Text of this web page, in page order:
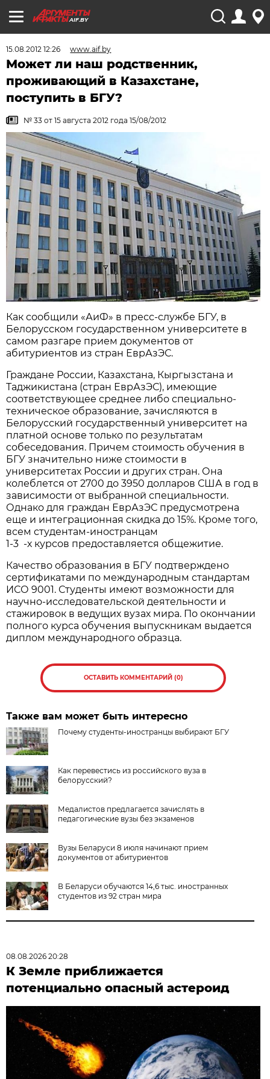
AIF.BY
15.08.2012 12:26 www.aif.by
Может ли наш родственник,
проживающий в Казахстане,
поступить в БГУ?
№ 33 от 15 августа 2012 года 15/08/2012
Как сообщили «АиФ» в пресс-службе БГУ, в
Белорусском государственном университете в
самом разгаре прием документов от
абитуриентов из стран ЕврАзЭС.
Граждане России, Казахстана, Кыргызстана и
Таджикистана (стран ЕврАзЭС), имеющие
соответствующее среднее либо специально-
техническое образование, зачисляются в
Белорусский государственный университет на
платной основе только по результатам
собеседования. Причем стоимость обучения в
БГУ значительно ниже стоимости в
университетах России и других стран. Она
колеблется от 2700 до 3950 долларов США в год в
зависимости от выбранной специальности.
Однако для граждан ЕврАзЭС предусмотрена
еще и интеграционная скидка до 15%. Кроме того,
всем студентам-иностранцам
1-3 -х курсов предоставляется общежитие.
Качество образования в БГУ подтверждено
сертификатами по международным стандартам
ИСО 9001. Студенты имеют возможности для
научно-исследовательской деятельности и
стажировок в ведущих вузах мира. По окончании
полного курса обучения выпускникам выдается
диплом международного образца.
ОСТАВИТЬ КОММЕНТАРИЙ (0)
Также вам может быть интересно
Почему студенты-иностранцы выбирают БГУ
Как перевестись из российского вуза в
белорусский?
Медалистов предлагается зачислять в
педагогические вузы без экзаменов
Вузы Беларуси 8 июля начинают прием
документов от абитуриентов
В Беларуси обучаются 14,6 тыс. иностранных
студентов из 92 стран мира
08.08.2026 20:28
К Земле приближается
потенциально опасный астероид